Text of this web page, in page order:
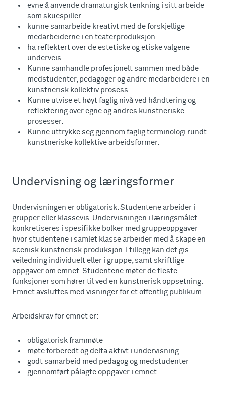
evne å anvende dramaturgisk tenkning i sitt arbeide
som skuespiller
kunne samarbeide kreativt med de forskjellige
medarbeiderne i en teaterproduksjon
ha reflektert over de estetiske og etiske valgene
underveis
Kunne samhandle profesjonelt sammen med både
medstudenter, pedagoger og andre medarbeidere i en
kunstnerisk kollektiv prosess.
Kunne utvise et høyt faglig nivå ved håndtering og
reflektering over egne og andres kunstneriske
prosesser.
Kunne uttrykke seg gjennom faglig terminologi rundt
kunstneriske kollektive arbeidsformer.
Undervisning og læringsformer
Undervisningen er obligatorisk. Studentene arbeider i
grupper eller klassevis. Undervisningen i læringsmålet
konkretiseres i spesifikke bolker med gruppeoppgaver
hvor studentene i samlet klasse arbeider med å skape en
scenisk kunstnerisk produksjon. I tillegg kan det gis
veiledning individuelt eller i gruppe, samt skriftlige
oppgaver om emnet. Studentene møter de fleste
funksjoner som hører til ved en kunstnerisk oppsetning.
Emnet avsluttes med visninger for et offentlig publikum.
Arbeidskrav for emnet er:
obligatorisk frammøte
møte forberedt og delta aktivt i undervisning
godt samarbeid med pedagog og medstudenter
gjennomført pålagte oppgaver i emnet